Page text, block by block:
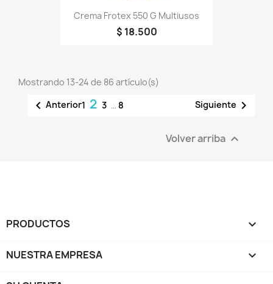
Crema Frotex 550 G Multiusos
$ 18.500
Mostrando 13-24 de 86 artículo(s)
 Anterior1 2 3 … 8 Siguiente 
Volver arriba 
PRODUCTOS 
NUESTRA EMPRESA 